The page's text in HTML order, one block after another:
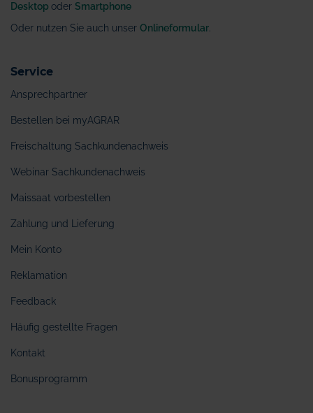
Desktop oder Smartphone
Oder nutzen Sie auch unser Onlineformular
Service
Ansprechpartner
Bestellen bei myAGRAR
Freischaltung Sachkundenachweis
Webinar Sachkundenachweis
Maissaat vorbestellen
Zahlung und Lieferung
Mein Konto
Reklamation
Feedback
Häufig gestellte Fragen
Kontakt
Bonusprogramm